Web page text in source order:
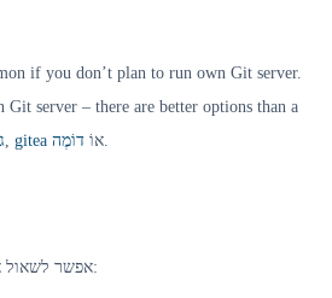
if you don’t plan to run own Git server.
server – there are better options than a
gitea אוֹ דוֹמֶה
אפשר לשאול את המאגר מידע על החבילה: